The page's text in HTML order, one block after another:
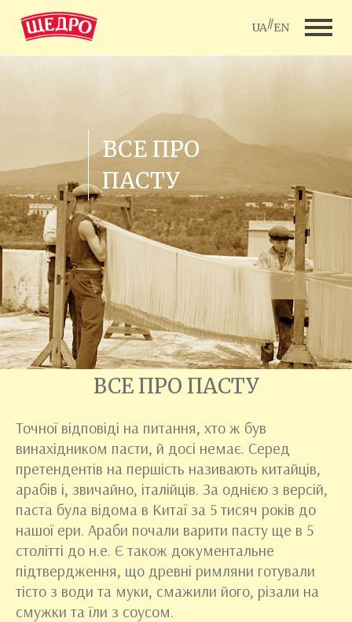
UA//EN
ВСЕ ПРО
ПАСТУ
ВСЕ ПРО ПАСТУ
Точної відповіді на питання, хто ж був
винахідником пасти, й досі немає. Серед
претендентів на першість називають китайців,
арабів і, звичайно, італійців. За однією з версій,
паста була відома в Китаї за 5 тисяч років до
нашої ери. Араби почали варити пасту ще в 5
столітті до н.е. Є також документальне
підтвердження, що древні римляни готували
тісто з води та муки, смажили його, різали на
смужки та їли з соусом.